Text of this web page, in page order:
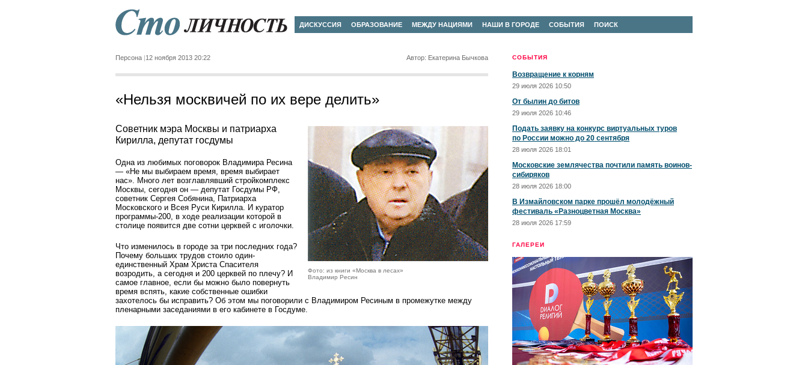
ДИСКУССИЯ ОБРАЗОВАНИЕ МЕЖДУ НАЦИЯМИ НАШИ В ГОРОДЕ СОБЫТИЯ ПОИСК
СОБЫТИЯ
Возвращение к корням
29 июля 2026 10:50
От былин до битов
29 июля 2026 10:46
Подать заявку на конкурс виртуальных туров
по России можно до 20 сентября
28 июля 2026 18:01
Московские землячества почтили память воинов-
сибиряков
28 июля 2026 18:00
В Измайловском парке прошёл молодёжный
фестиваль «Разноцветная Москва»
28 июля 2026 17:59
ГАЛЕРЕИ
Персона 12 ноября 2013 20:22 Автор: Екатерина Бычкова
«Нельзя москвичей по их вере делить»
Фото: из книги «Москва в лесах»
Владимир Ресин
Советник мэра Москвы и патриарха
Кирилла, депутат госдумы
Одна из любимых поговорок Владимира Ресина
— «Не мы выбираем время, время выбирает
нас». Много лет возглавлявший стройкомплекс
Москвы, сегодня он — депутат Госдумы РФ,
советник Сергея Собянина, Патриарха
Московского и Всея Руси Кирилла. И куратор
программы-200, в ходе реализации которой в
столице появится две сотни церквей с иголочки.
Что изменилось в городе за три последних года?
Почему больших трудов стоило один-
единственный Храм Христа Спасителя
возродить, а сегодня и 200 церквей по плечу? И
самое главное, если бы можно было повернуть
время вспять, какие собственные ошибки
захотелось бы исправить? Об этом мы поговорили с Владимиром Ресиным в промежутке между
пленарными заседаниями в его кабинете в Госдуме.